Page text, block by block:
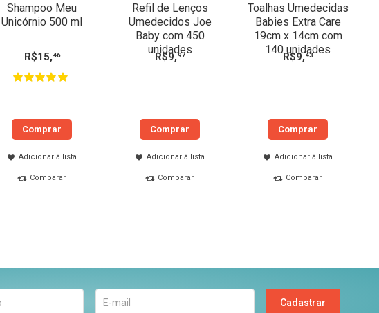
Shampoo Meu
Unicórnio 500 ml
R$15, 46
Comprar
Adicionar à lista
Comparar
Refil de Lenços
Umedecidos Joe
Baby com 450
unidades
R$9,97
Comprar
Adicionar à lista
Comparar
Toalhas Umedecidas
Babies Extra Care
19cm x 14cm com
140 unidades
R$9,43
Comprar
Adicionar à lista
Comparar
Cadastrar